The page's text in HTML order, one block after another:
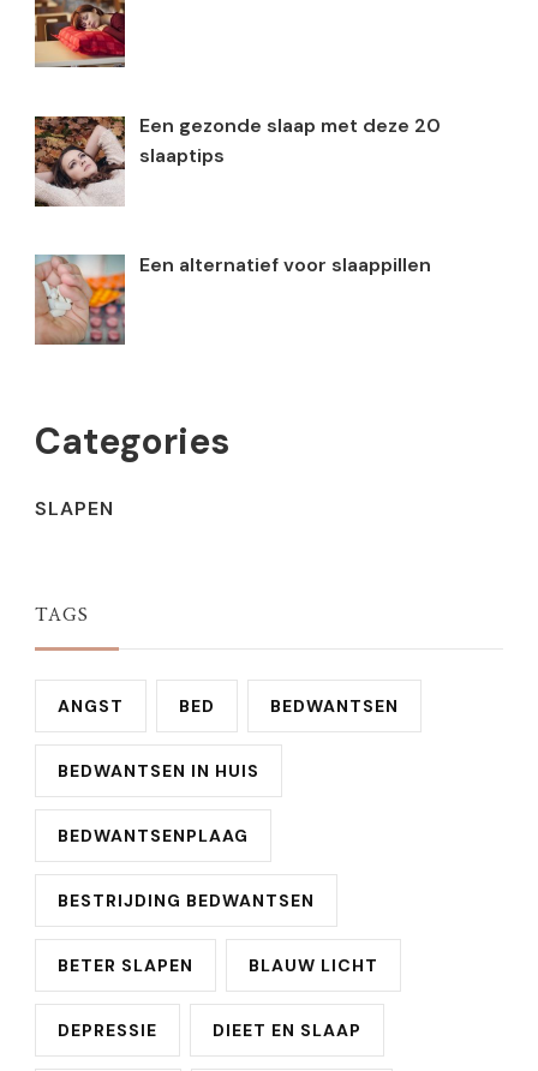
Een gezonde slaap met deze 20
slaaptips
Een alternatief voor slaappillen
Categories
SLAPEN
TAGS
ANGST BED BEDWANTSEN
BEDWANTSEN IN HUIS
BEDWANTSENPLAAG
BESTRIJDING BEDWANTSEN
BETER SLAPEN BLAUW LICHT
DEPRESSIE DIEET EN SLAAP